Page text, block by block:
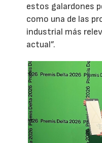
estos galardones
como una de las
industrial más
actual”.